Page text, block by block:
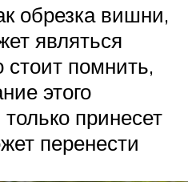
обрезка вишни,
являться
помнить,
этого
принесет
перенести